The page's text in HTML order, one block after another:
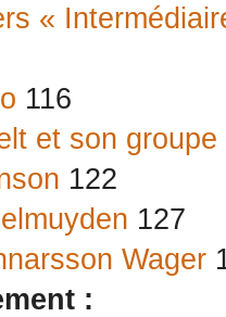
«
116
et son groupe
122
127
Wager
: